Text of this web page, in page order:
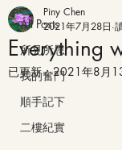
All Posts
所見所思
我的奮鬥
順手記下
二樓紀實
Everything
Piny Chen
2021年7月28日
已更新：2021年8月